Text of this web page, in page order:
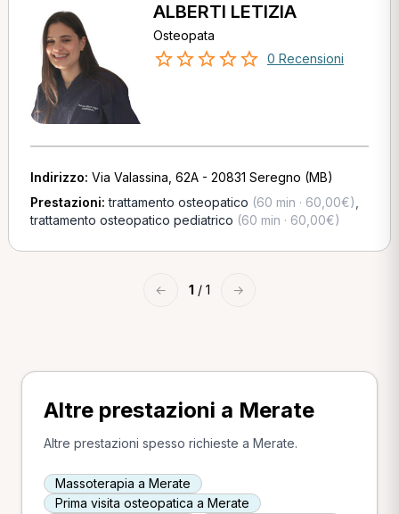
ALBERTI LETIZIA
Osteopata
0 Recensioni
Indirizzo: Via Valassina, 62A - 20831 Seregno (MB)
Prestazioni:trattamento osteopatico (60 min · 60,00€)
trattamento osteopatico pediatrico (60 min · 60,00€)
← 1 / 1 →
Altre prestazioni a Merate
Altre prestazioni spesso richieste a Merate.
Massoterapia a Merate
Prima visita osteopatica a Merate